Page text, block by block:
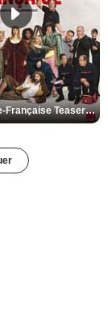
De la Comédie-Française Teaser VF